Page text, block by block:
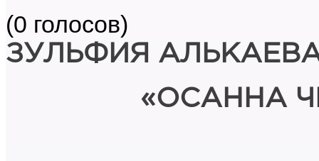
(0 голосов)
ЗУЛЬФИЯ
«ОСАННА